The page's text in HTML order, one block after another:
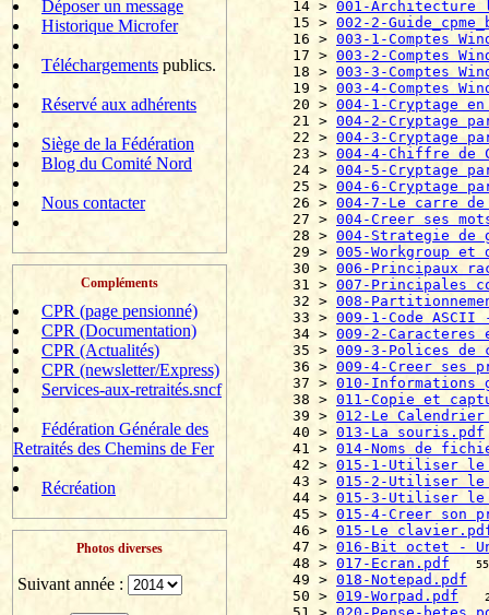
Déposer un message
Historique Microfer
Téléchargements publics.
Réservé aux adhérents
Siège de la Fédération
Blog du Comité Nord
Nous contacter
Compléments
CPR (page pensionné)
CPR (Documentation)
CPR (Actualités)
CPR (newsletter/Express)
Services-aux-retraités.sncf
Fédération Générale des
Retraités des Chemins de Fer
Récréation
Photos diverses
Suivant année :
14 > 001-Architecture
15 > 002-2-
16 > 003-1-Comptes
17 > 003-2-Comptes
18 > 003-3-Comptes
19 > 003-4-Comptes
20 > 004-1-Cryptage
21 > 004-2-Cryptage
22 > 004-3-Cryptage
23 > 004-4-Chiffre de
24 > 004-5-Cryptage
25 > 004-6-Cryptage
26 > 004-7-Le carre
27 > 004-Creer ses
28 > 004-Strategie de
29 > 005-Workgroup et
30 > 006-Principaux
31 > 007-Principales
32 > 008-
33 > 009-1-Code
34 > 009-2-Caracteres
35 > 009-3-Polices de
36 > 009-4-Creer ses
37 > 010-
38 > 011-Copie et
39 > 012-Le Calendrier
40 > 013-La souris.pdf
41 > 014-Noms de
42 > 015-1-Utiliser le
43 > 015-2-Utiliser le
44 > 015-3-Utiliser le
45 > 015-4-Creer son
46 > 015-Le
47 > 016-Bit octet -
48 > 017-Ecran.pdf
49 > 018-Notepad.pdf
50 > 019-Worpad.pdf